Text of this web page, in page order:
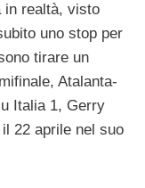
in realtà, visto
uno stop per
tirare un
Atalanta-
Italia 1, Gerry
22 aprile nel suo